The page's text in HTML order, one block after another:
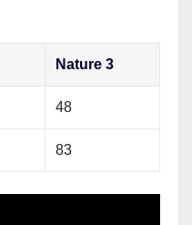
Nature 3
48
83